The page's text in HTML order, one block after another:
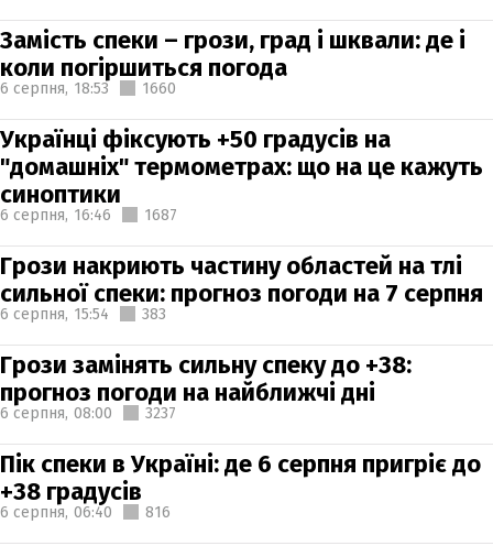
Замість спеки – грози, град і шквали: де і
коли погіршиться погода
6 серпня, 18:53 1660
Українці фіксують +50 градусів на
"домашніх" термометрах: що на це кажуть
синоптики
6 серпня, 16:46 1687
Грози накриють частину областей на тлі
сильної спеки: прогноз погоди на 7 серпня
6 серпня, 15:54 383
Грози замінять сильну спеку до +38:
прогноз погоди на найближчі дні
6 серпня, 08:00 3237
Пік спеки в Україні: де 6 серпня пригріє до
+38 градусів
6 серпня, 06:40 816